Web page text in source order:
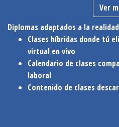
Ver
Diplomas adaptados a la
Clases híbridas donde tú
virtual en vivo
Calendario de clases
laboral
Contenido de clases